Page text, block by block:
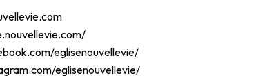
eglisenouvellevie/
eglisenouvellevie/